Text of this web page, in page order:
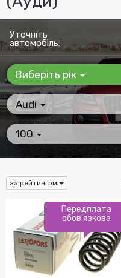
Уточніть
автомобіль:
Виберіть рік
Audi
100
за рейтингом
Передплата
обов'язкова